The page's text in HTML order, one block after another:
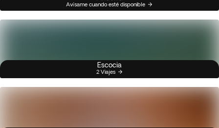
Avísame cuando esté disponible
Escocia
2 Viajes